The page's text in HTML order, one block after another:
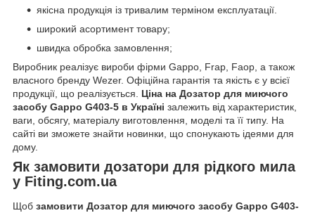
якісна продукція із тривалим терміном експлуатації.
широкий асортимент товару;
швидка обробка замовлення;
Виробник реалізує вироби фірми Gappo, Frap, Faop, а також
власного бренду Wezer. Офіційна гарантія та якість є у всієї
продукції, що реалізується. Ціна на Дозатор для миючого
засобу Gappo G403-5 в Україні залежить від характеристик,
ваги, обсягу, матеріалу виготовлення, моделі та її типу. На
сайті ви зможете знайти новинки, що спонукають ідеями для
дому.
Як замовити дозатори для рідкого мила
у Fiting.com.ua
Щоб замовити Дозатор для миючого засобу Gappo G403-